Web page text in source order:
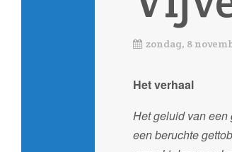
zondag, 8
Het verhaal
Het geluid van een
een beruchte